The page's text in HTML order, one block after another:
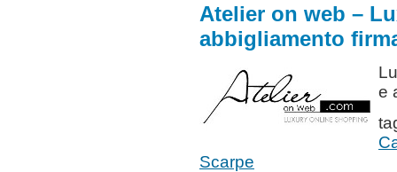
Atelier on web –
abbigliamento
e
Scarpe